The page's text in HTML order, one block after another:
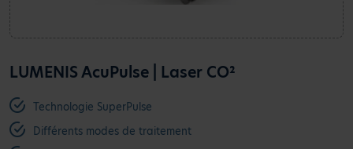
LUMENIS AcuPulse | Laser CO²
Technologie SuperPulse
Différents modes de traitement